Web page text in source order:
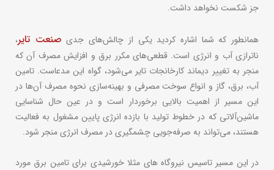
جز شکست نخواهد داشت.
همانطور که شما اشاره کردید یکی از چالش‌های جدی صنعت تایر،
ناترازی آب و انرژی است. قطعی‌های مکرر برق و افزایش مصرف آن که
منجر به تغییر دیماند کارخانجات تایر می‌شود، گواه این مدعاست. تامین
آب، برق، گاز و انواع سوخت مصرفی و بهینه‌سازی نحوه مصرف آن‌ها در
این مسیر از اهمیت بالایی برخوردار است و در عین حال شناسایی
ماشین‌آلاتی که در خطوط تولید با بازده انرژی پایین مشغول به فعالیت
هستند، می‌تواند به صرفه‌جویی چشمگیری در مصرف انرژی منجر شود.
در این مسیر تاسیس نیروگاه های مثلا خورشیدی برای تامین برق مورد